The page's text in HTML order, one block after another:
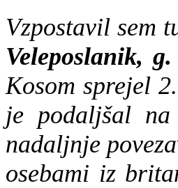
Vzpostavil sem
Veleposlanik,
Kosom sprejel
je podaljšal
nadaljnje
osebami iz